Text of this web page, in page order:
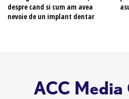
despre cand si cum am avea
nevoie de un implant dentar
ACC Media